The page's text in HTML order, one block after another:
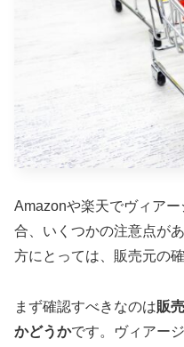
Amazonや楽天でヴィア
合、いくつかの注意点が
方にとっては、販売元の
まず確認すべきなのは販
かどうかです。ヴィアー